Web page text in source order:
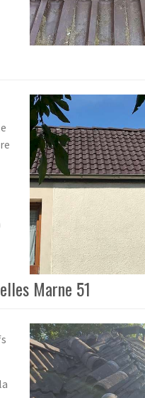
Marne 51